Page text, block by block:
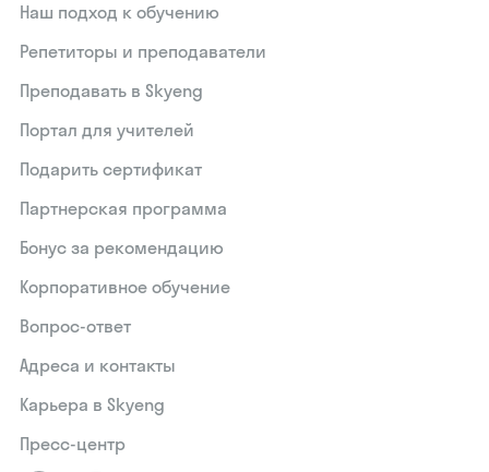
Наш подход к обучению
Репетиторы и преподаватели
Преподавать в Skyeng
Портал для учителей
Подарить сертификат
Партнерская программа
Бонус за рекомендацию
Корпоративное обучение
Вопрос-ответ
Адреса и контакты
Карьера в Skyeng
Пресс-центр